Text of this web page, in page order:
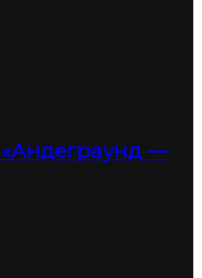
—